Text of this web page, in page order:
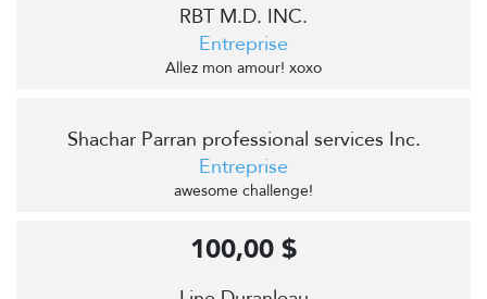
RBT M.D. INC.
Entreprise
Allez mon amour! xoxo
Shachar Parran professional services Inc.
Entreprise
awesome challenge!
100,00 $